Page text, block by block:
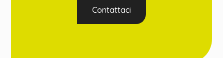
Contattaci